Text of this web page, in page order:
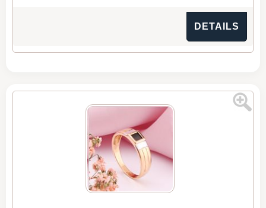
DETAILS